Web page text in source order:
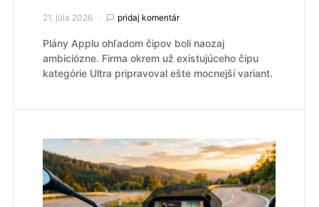
21. júla 2026 pridaj komentár
Plány Applu ohľadom čipov boli naozaj
ambiciózne. Firma okrem už existujúceho čipu
kategórie Ultra pripravoval ešte mocnejší variant.